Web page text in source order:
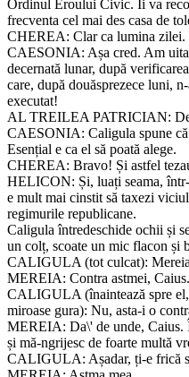
Ordinul Eroului Civic. Îi va
frecventa cel mai des casa de
CHEREA: Clar ca lumina zilei.
CAESONIA: Așa cred. Am
decernată lunar, după
care, după douăsprezece luni,
executat!
AL TREILEA PATRICIAN: De
CAESONIA: Caligula spune
Esențial e ca el să poată alege.
CHEREA: Bravo! Și astfel
HELICON: Și, luați seama,
e mult mai cinstit să taxezi
regimurile republicane.
Caligula întredeschide ochii și
un colț, scoate un mic flacon și
CALIGULA (tot culcat):
MEREIA: Contra astmei, Caius.
CALIGULA (înaintează spre
miroase gura): Nu, asta-i o
MEREIA: Da\' de unde, Caius.
și mă-ngrijesc de foarte multă
CALIGULA: Așadar, ți-e frică